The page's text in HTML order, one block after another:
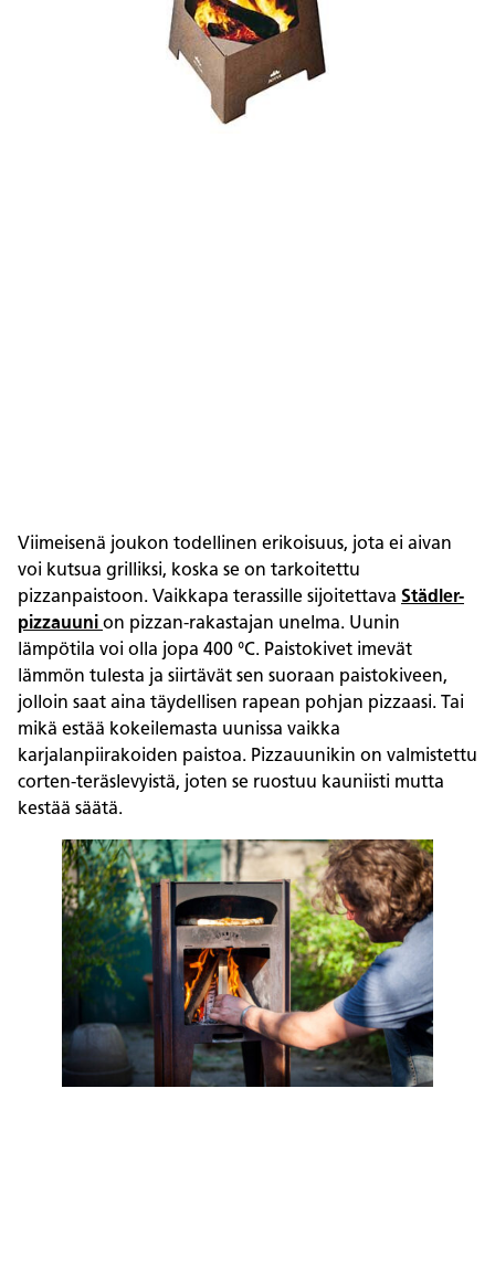
Viimeisenä joukon todellinen erikoisuus, jota ei aivan
voi kutsua grilliksi, koska se on tarkoitettu
pizzanpaistoon. Vaikkapa terassille sijoitettava Städler-
pizzauuni on pizzan-rakastajan unelma. Uunin
lämpötila voi olla jopa 400 °C. Paistokivet imevät
lämmön tulesta ja siirtävät sen suoraan paistokiveen,
jolloin saat aina täydellisen rapean pohjan pizzaasi. Tai
mikä estää kokeilemasta uunissa vaikka
karjalanpiirakoiden paistoa. Pizzauunikin on valmistettu
corten-teräslevyistä, joten se ruostuu kauniisti mutta
kestää säätä.